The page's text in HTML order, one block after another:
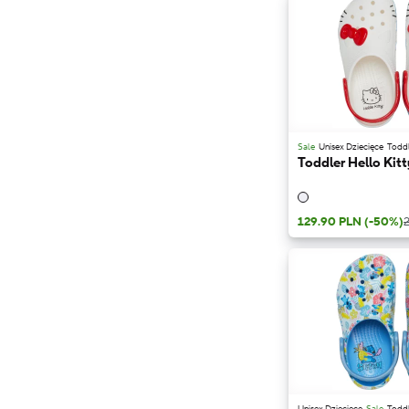
Sale Unisex Dziecięce
Toddler Hello
129.90 PLN (-50%)